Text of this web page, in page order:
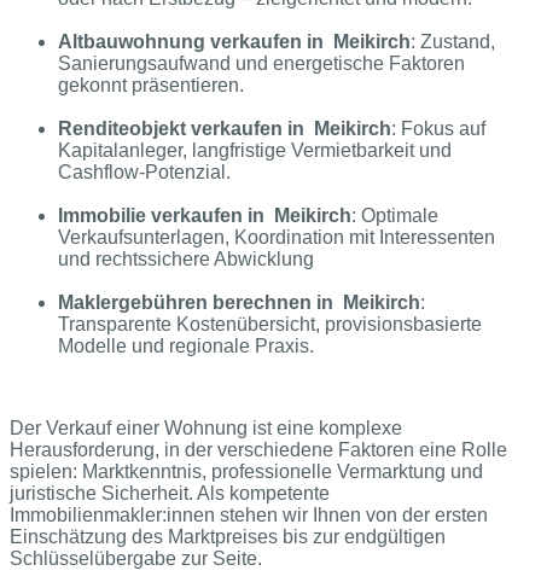
Altbauwohnung verkaufen in Meikirch: Zustand,
Sanierungsaufwand und energetische Faktoren
gekonnt präsentieren.
Renditeobjekt verkaufen in Meikirch: Fokus auf
Kapitalanleger, langfristige Vermietbarkeit und
Cashflow-Potenzial.
Immobilie verkaufen in Meikirch: Optimale
Verkaufsunterlagen, Koordination mit Interessenten
und rechtssichere Abwicklung
Maklergebühren berechnen in Meikirch:
Transparente Kostenübersicht, provisionsbasierte
Modelle und regionale Praxis.
Der Verkauf einer Wohnung ist eine komplexe
Herausforderung, in der verschiedene Faktoren eine Rolle
spielen: Marktkenntnis, professionelle Vermarktung und
juristische Sicherheit. Als kompetente
Immobilienmakler:innen stehen wir Ihnen von der ersten
Einschätzung des Marktpreises bis zur endgültigen
Schlüsselübergabe zur Seite.